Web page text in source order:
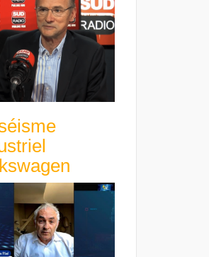
avec un frein à main !